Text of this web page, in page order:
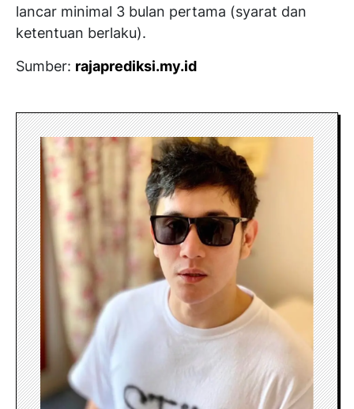
lancar minimal 3 bulan pertama (syarat dan
ketentuan berlaku).
Sumber: rajaprediksi.my.id